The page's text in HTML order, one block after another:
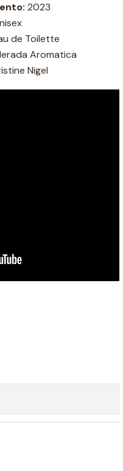
2023
de Toilette
Aromatica
Nigel